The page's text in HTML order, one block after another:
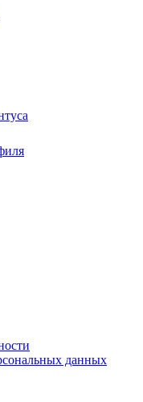
данных